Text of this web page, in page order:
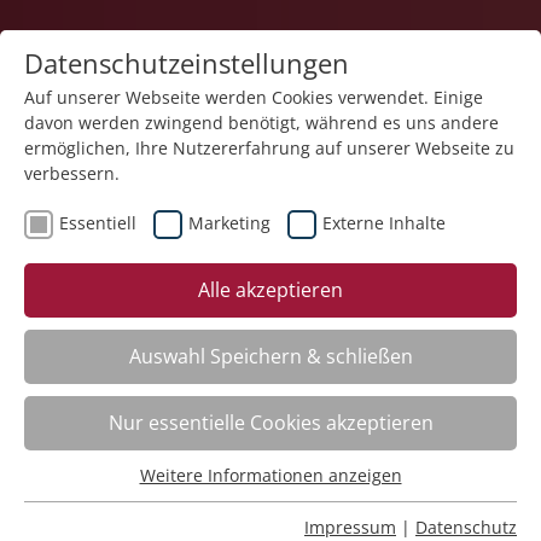
1
Veranstaltung "Grundqualifizierung von
Sicherheitsbeauftragten im Arbeits- und
Gesundheitsschutz" (Nr. 41) wurde in den
Warenkorb gelegt.
Fachbereich
ADHS. Aufmerksamkeitsdefizit-Hyperaktivitätsstörung
Nr.:
261101
Datenschutzeinstellungen
Auf unserer Webseite werden Cookies verwendet. Einige
davon werden zwingend benötigt, während es uns andere
ermöglichen, Ihre Nutzererfahrung auf unserer Webseite zu
verbessern.
Essentiell Marketing Externe Inhalte
Alle akzeptieren
Auswahl Speichern & schließen
Nur essentielle Cookies akzeptieren
Essentielle Cookies werden für grundlegende Funktionen
Weitere Informationen anzeigen
Impressum | Datenschutz